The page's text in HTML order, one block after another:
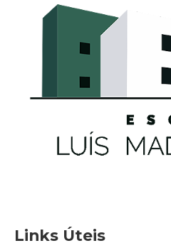
Links Úteis